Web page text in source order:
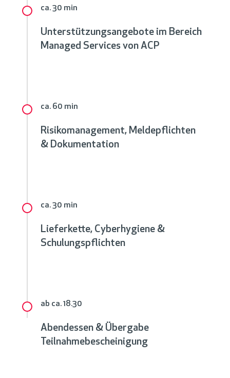
ca. 30 min
Unterstützungsangebote im Bereich
Managed Services von ACP
ca. 60 min
Risikomanagement, Meldepflichten
& Dokumentation
ca. 30 min
Lieferkette, Cyberhygiene &
Schulungspflichten
ab ca. 18.30
Abendessen & Übergabe
Teilnahmebescheinigung